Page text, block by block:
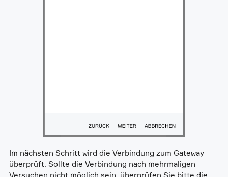
Im nächsten Schritt wird die Verbindung zum Gateway
überprüft. Sollte die Verbindung nach mehrmaligen